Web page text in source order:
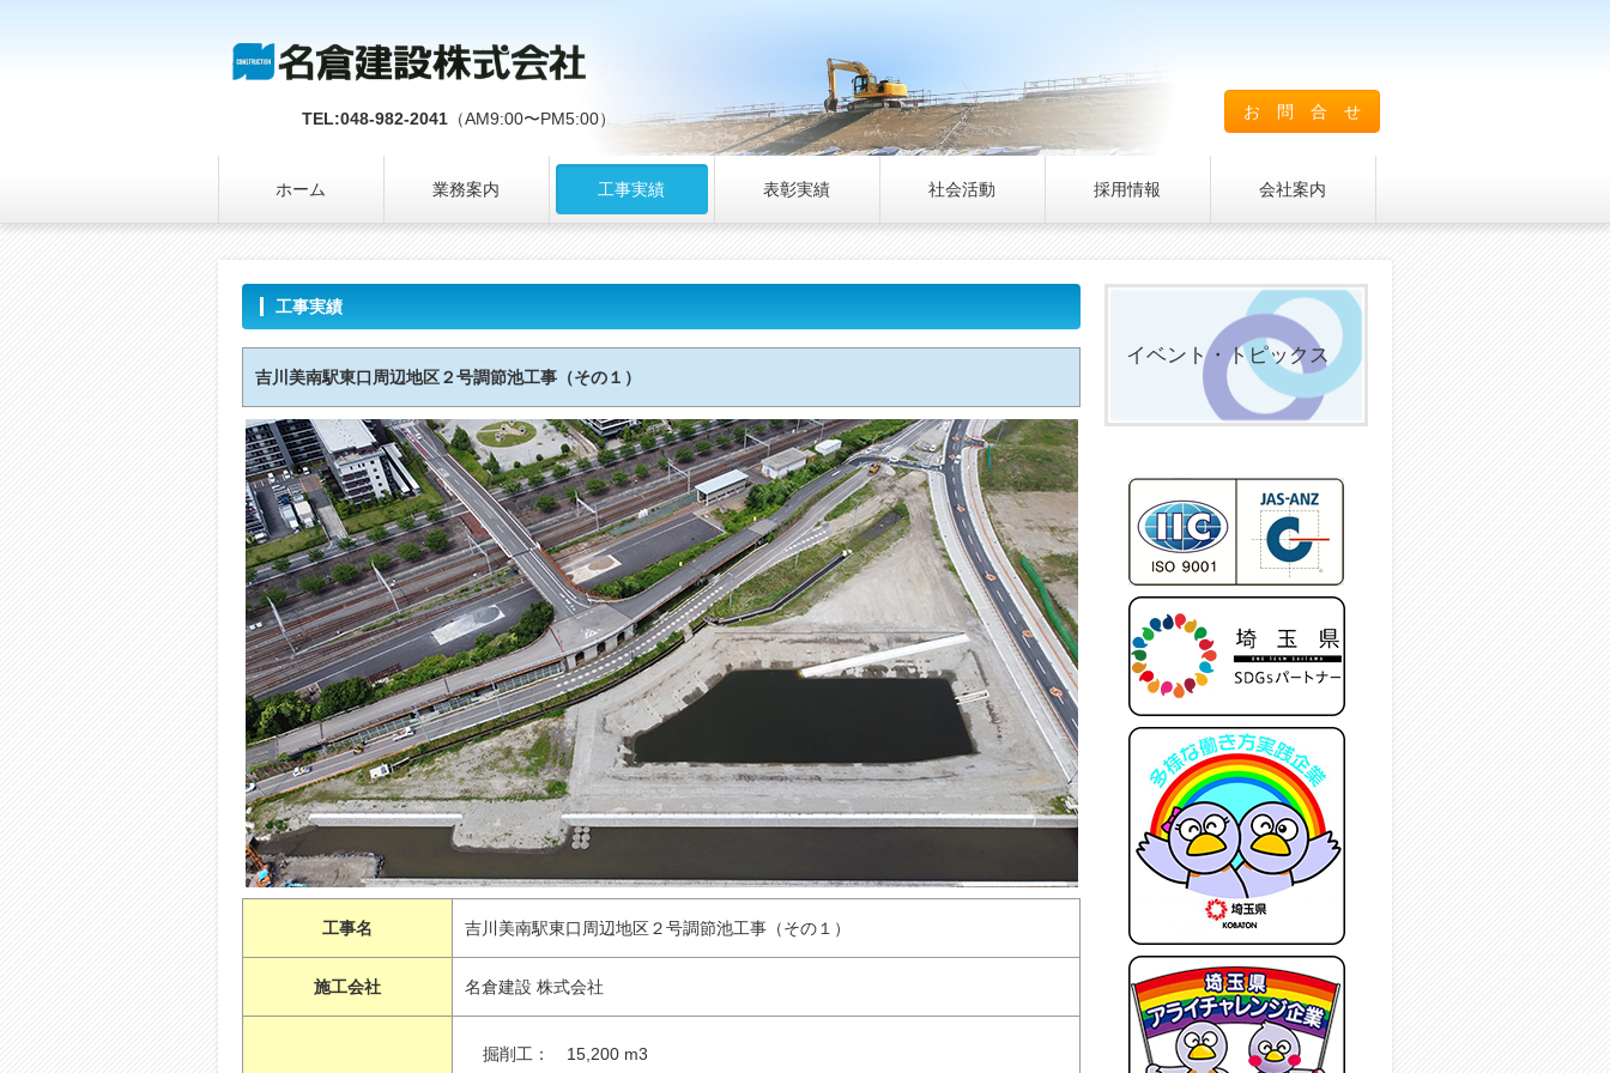
お 問 合 せ
TEL:048-982-2041 （AM9:00〜PM5:00）
ホーム 業務案内 工事実績 表彰実績 社会活動 採用情報 会社案内
工事実績
吉川美南駅東口周辺地区２号調節池工事（その１）
工事名 吉川美南駅東口周辺地区２号調節池工事（その１）
施工会社 名倉建設 株式会社
掘削工： 15,200 m3
イベント・トピックス